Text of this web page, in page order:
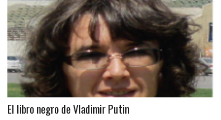
El libro negro de Vladimir Putin